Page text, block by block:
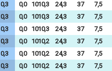
0,3 0,0 1010,3 24,3 37
7,5
0,3 0,0 1010,3 24,3 37
7,5
0,3 0,0 1010,3 24,3 37
7,5
0,3 0,0 1010,2 24,3 37
7,5
0,3 0,0 1010,2 24,3 37
7,5
0,3 0,0 1010,2 24,3 37
7,5